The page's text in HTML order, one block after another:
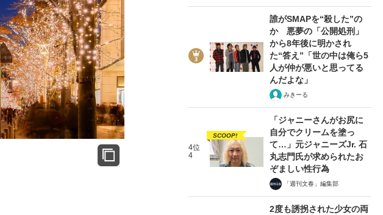
誰がSMAPを“殺した”の
か 悪夢の「公開処刑」
から8年後に明かされ
た“答え”「世の中は俺ら5
人が仲が悪いと思ってる
んだよな」
みきーる
4位
4
SCOOP!
「ジャニーさんがお尻に
自分でクリームを塗っ
て…」元ジャニーズJr. 石
丸志門氏が求められたお
ぞましい性行為
「週刊文春」編集部
2度も誘拐された少女の両